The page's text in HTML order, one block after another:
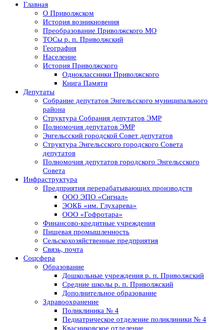
Главная
О Приволжском
История возникновения
Преобразование Приволжского МО
ТОСы р. п. Приволжский
География
Население
История Приволжского
Одноклассники Приволжского
Книга Памяти
Депутаты
Собрание депутатов Энгельсского муниципального
района
Структура Собрания депутатов ЭМР
Полномочия депутатов ЭМР
Энгельсский городской Совет депутатов
Структура Энгельсского городского Совета
депутатов
Полномочия депутатов городского Энгельсского
Совета
Инфраструктура
Предприятия перерабатывающих производств
ООО ЭПО «Сигнал»
ЭОКБ «им. Глухарева»
ООО «Гофротара»
Финансово-кредитные учреждения
Пищевая промышленность
Сельскохозяйственные предприятия
Связь, почта
Соцсфера
Образование
Дошкольные учреждения р. п. Приволжский
Средние школы р. п. Приволжский
Дополнительное образование
Здравоохранение
Поликлиника № 4
Педиатрическое отделение поликлиники № 4
Квасниковское отделение